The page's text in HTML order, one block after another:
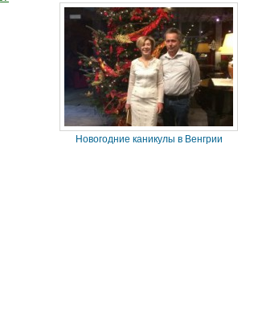
Новогодние каникулы в Венгрии